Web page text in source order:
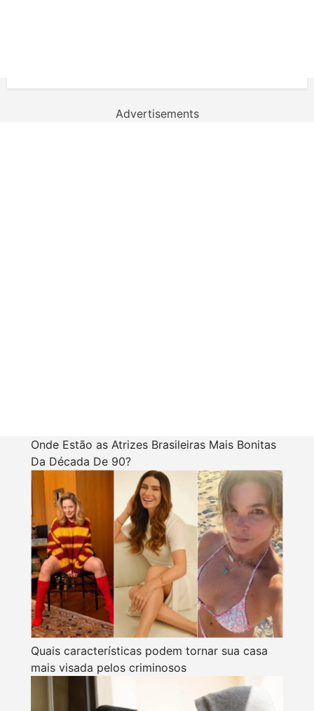
Advertisements
Onde Estão as Atrizes Brasileiras Mais Bonitas
Da Década De 90?
Quais características podem tornar sua casa
mais visada pelos criminosos